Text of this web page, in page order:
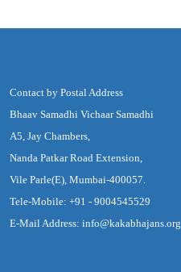
Contact by Postal Address
Bhaav Samadhi Vichaar Samadhi
A5, Jay Chambers,
Nanda Patkar Road Extension,
Vile Parle(E), Mumbai-400057.
Tele-Mobile: +91 - 9004545529
E-Mail Address: info@kakabhajans.org